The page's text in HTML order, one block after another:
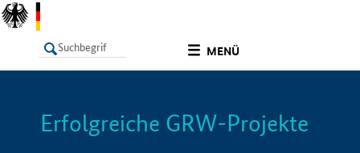
MENÜ
LISTE Info
Erfolgreiche GRW-Projekte